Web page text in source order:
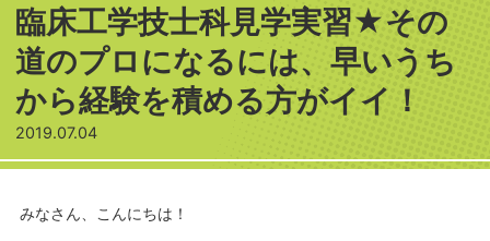
臨床工学技士科見学実習★その
道のプロになるには、早いうち
から経験を積める方がイイ！
2019.07.04
みなさん、こんにちは！